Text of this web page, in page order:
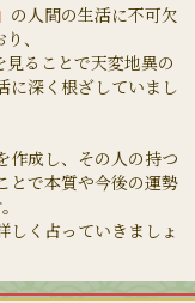
の人間の生活に不可欠
、
ることで天変地異の
に深く根ざしていまし
作成し、その人の持つ
とで本質や今後の運勢
しく占っていきましょ